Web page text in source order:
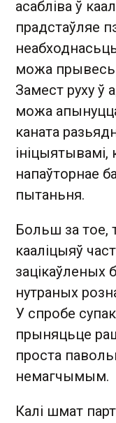
асабліва ў
прадстаўляе
можа
Замест руху ў
можа
каната
ініцыятывамі,
напаўторнае
пытаньня.
Больш за тое,
кааліцыяў
зацікаўленых
нутраных
У спробе
прыняцьце
проста
немагчымым.
Калі шмат